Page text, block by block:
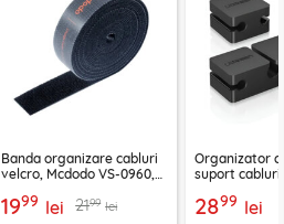
Banda organizare cabluri
velcro, Mcdodo VS-0960,
1999 lei 2199 lei
Organizator
suport
2899 lei